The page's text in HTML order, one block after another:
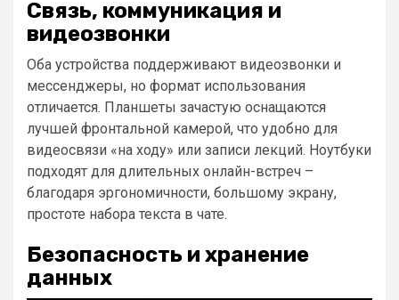
Связь, коммуникация и
видеозвонки
Оба устройства поддерживают видеозвонки и
мессенджеры, но формат использования
отличается. Планшеты зачастую оснащаются
лучшей фронтальной камерой, что удобно для
видеосвязи «на ходу» или записи лекций. Ноутбуки
подходят для длительных онлайн-встреч –
благодаря эргономичности, большому экрану,
простоте набора текста в чате.
Безопасность и хранение
данных